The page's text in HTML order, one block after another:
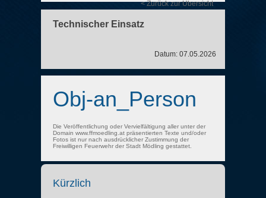
< Zurück zur Übersicht
Technischer Einsatz
Datum: 07.05.2026
Obj-an_Person
Die Veröffentlichung oder Vervielfältigung aller unter der
Domain www.ffmoedling.at präsentierten Texte und/oder
Fotos ist nur nach ausdrücklicher Zustimmung der
Freiwilligen Feuerwehr der Stadt Mödling gestattet.
Kürzlich